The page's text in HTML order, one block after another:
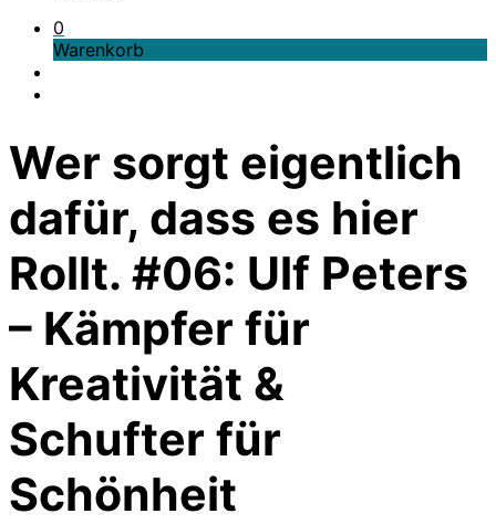
0
Warenkorb
Wer sorgt eigentlich
dafür, dass es hier
Rollt. #06: Ulf Peters
– Kämpfer für
Kreativität &
Schufter für
Schönheit